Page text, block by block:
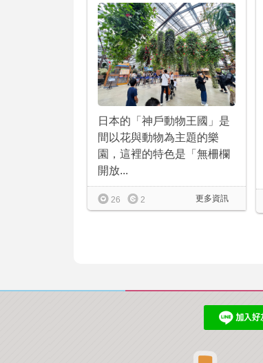
日本的「神戶動物王國」是
間以花與動物為主題的樂
園，這裡的特色是「無柵欄
開放...
更多資訊
26 2